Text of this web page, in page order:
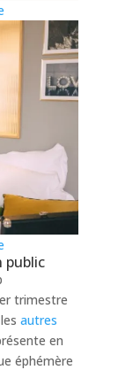
public
trimestre
autres
en
éphémère